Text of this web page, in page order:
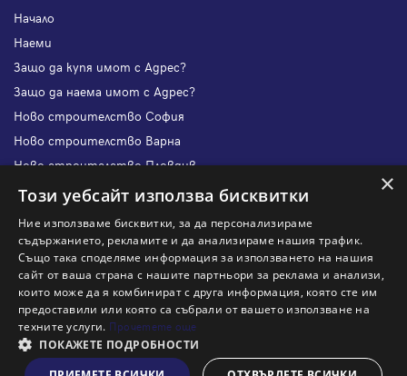
Начало
Наеми
Защо да купя имот с Адрес?
Защо да наема имот с Адрес?
Ново строителство София
Ново строителство Варна
Ново строителство Пловдив
Ново строителство Бургас
Защо да отдам имот с Адрес?
Наши офиси
Кариери
Кои сме ние?
Франчайз
Блог
×
Този уебсайт използва бисквитки
Ние използваме бисквитки, за да персонализираме
съдържанието, рекламите и да анализираме нашия трафик.
Също така споделяме информация за използването на нашия
сайт от ваша страна с нашите партньори за реклама и анализи,
които може да я комбинират с друга информация, която сте им
предоставили или която са събрали от вашето използване на
техните услуги. Прочетете още
ПОКАЖЕТЕ ПОДРОБНОСТИ